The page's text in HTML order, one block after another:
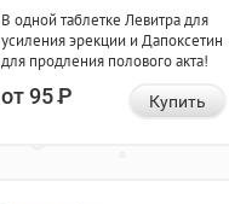
В одной таблетке Левитра для
усиления эрекции и Дапоксетин
для продления полового акта!
от 95Р Купить